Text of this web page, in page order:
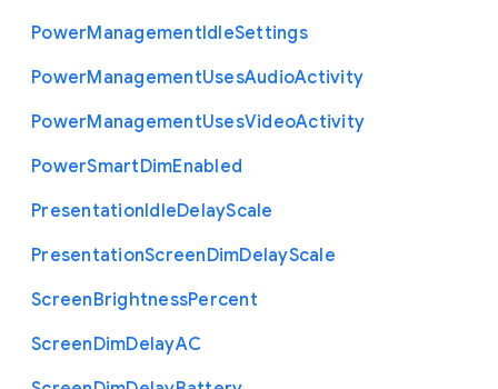
PowerManagementIdleSettings
PowerManagementUsesAudioActivity
PowerManagementUsesVideoActivity
PowerSmartDimEnabled
PresentationIdleDelayScale
PresentationScreenDimDelayScale
ScreenBrightnessPercent
ScreenDimDelayAC